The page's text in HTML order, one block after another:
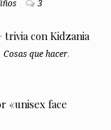
3
con Kidzania
Cosas que hacer,
«unisex face